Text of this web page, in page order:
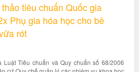
tiêu chuẩn Quốc gia
Phụ gia hóa học cho bê
rót
Tiêu chuẩn và Quy chuẩn số 68/2006